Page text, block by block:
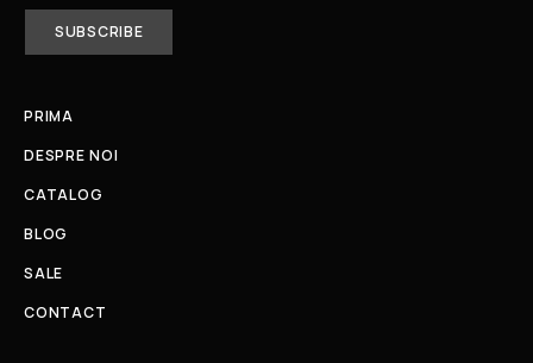
PRIMA
DESPRE NOI
CATALOG
BLOG
SALE
CONTACT